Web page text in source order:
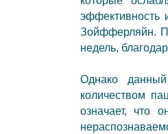
эффективность
Зойфферляйн.
недель,
Однако
количеством
означает, что